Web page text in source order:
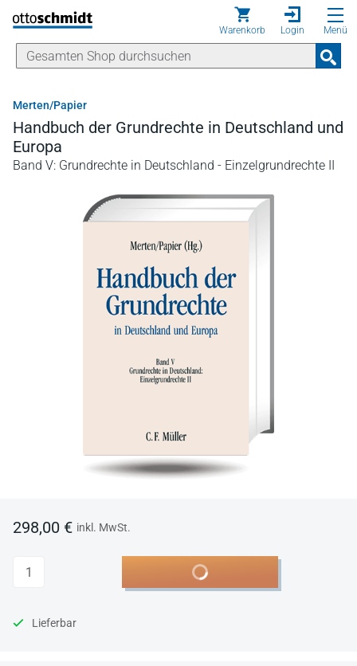
Direkt zum Inhalt
Warenkorb Login Menü
Merten/Papier
Handbuch der Grundrechte in Deutschland und
Europa
Band V: Grundrechte in Deutschland - Einzelgrundrechte II
298,00 € inkl. MwSt.
Anzahl In den Warenkorb
Lieferbar